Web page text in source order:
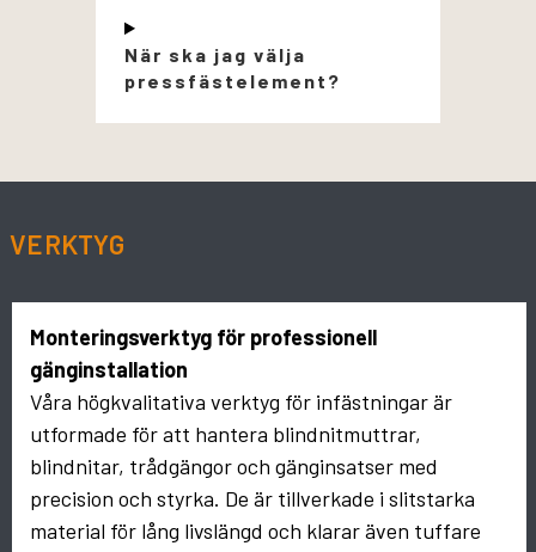
När ska jag välja
pressfästelement?
VERKTYG
Monteringsverktyg för professionell
gänginstallation
Våra högkvalitativa verktyg för infästningar är
utformade för att hantera blindnitmuttrar,
blindnitar, trådgängor och gänginsatser med
precision och styrka. De är tillverkade i slitstarka
material för lång livslängd och klarar även tuffare